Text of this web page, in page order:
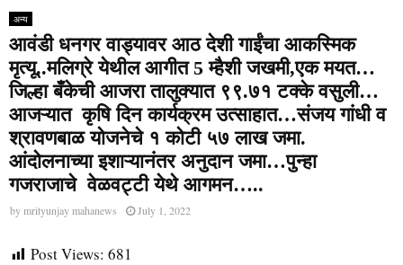
अन्य
आवंडी धनगर वाड्यावर आठ देशी गाईंचा आकस्मिक
मृत्यू..मलिग्रे येथील आगीत 5 म्हैशी जखमी,एक मयत…
जिल्हा बँकेची आजरा तालुक्यात ९९.७१ टक्के वसुली…
आजऱ्यात कृषि दिन कार्यक्रम उत्साहात…संजय गांधी व
श्रावणबाळ योजनेचे १ कोटी ५७ लाख जमा.
आंदोलनाच्या इशाऱ्यानंतर अनुदान जमा…पुन्हा
गजराजाचे वेळवट्टी येथे आगमन…..
by mrityunjay mahanews July 1, 2022
Post Views: 681